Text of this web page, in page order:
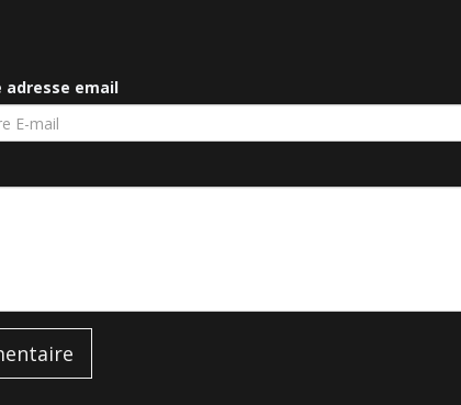
adresse email